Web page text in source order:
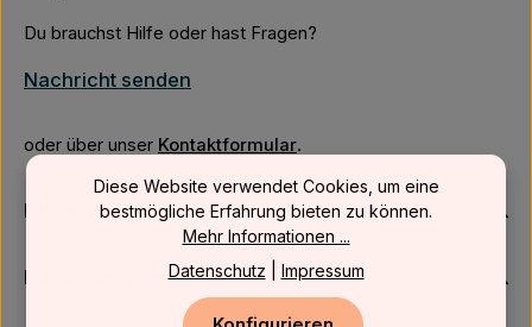
Du brauchst Hilfe oder hast Fragen?
Nachricht senden
oder über unser Kontaktformular.
Firmenkunden
Kundenservice
Diese Website verwendet Cookies, um eine
bestmögliche Erfahrung bieten zu können.
Mehr Informationen ...
Datenschutz
Impressum